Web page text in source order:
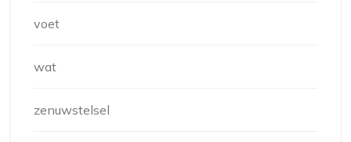
voet
wat
zenuwstelsel